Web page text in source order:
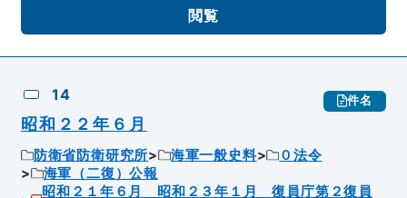
閲覧
14 件名
昭和２２年６月
防衛省防衛研究所 海軍一般史料
０法令
海軍（二復）公報
昭和２１年６月 昭和２３年１月 復員庁第２復員